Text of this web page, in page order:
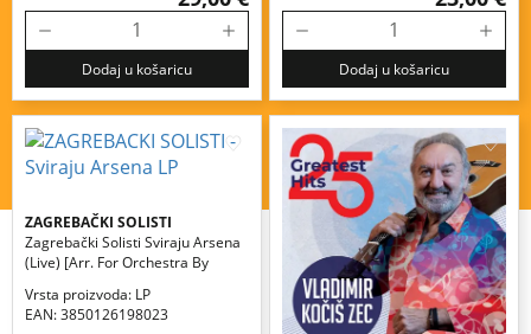
Dodaj u košaricu Dodaj u košaricu
ZAGREBAČKI SOLISTI
Zagrebački Solisti Sviraju Arsena
(live) [arr. For Orchestra By
Vrsta proizvoda: LP
EAN: 3850126198023